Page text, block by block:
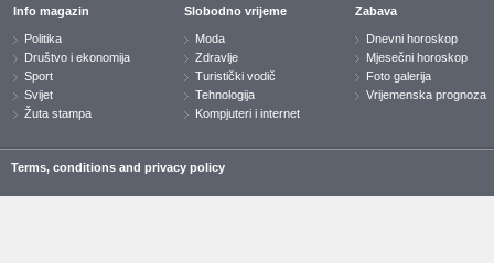
Info magazin
Politika
Društvo i ekonomija
Sport
Svijet
Žuta stampa
Slobodno vrijeme
Moda
Zdravlje
Turistički vodič
Tehnologija
Kompjuteri i internet
Zabava
Dnevni horoskop
Mjesečni horoskop
Foto galerija
Vrijemenska prognoza
Terms, conditions and privacy policy